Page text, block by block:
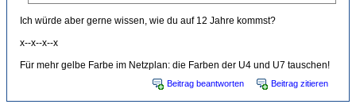
Ich würde aber gerne wissen, wie du auf 12 Jahre kommst?
x--x--x--x
Für mehr gelbe Farbe im Netzplan: die Farben der U4 und U7 tauschen!
Beitrag beantworten Beitrag zitieren